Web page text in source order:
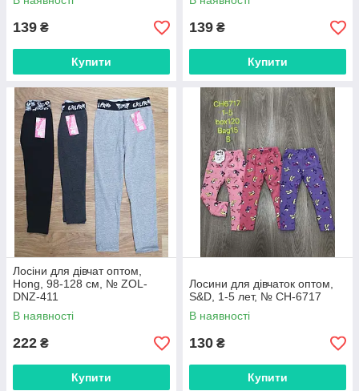
139 ₴
Купити
139 ₴
Купити
Лосіни для дівчат оптом,
Hong, 98-128 см, № ZOL-
DNZ-411
В наявності
222 ₴
Купити
Лосини для дівчаток оптом,
S&D, 1-5 лет, № CH-6717
В наявності
130 ₴
Купити